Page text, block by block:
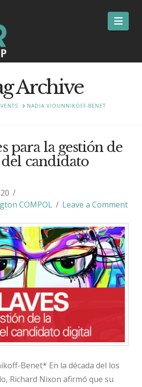
Archive
NADIA VIOUNNIKOFF-BENET
para la gestión de
candidato
COMPOL Leave a Comment
Benet* En la década del los
Richard Nixon afirmó que su